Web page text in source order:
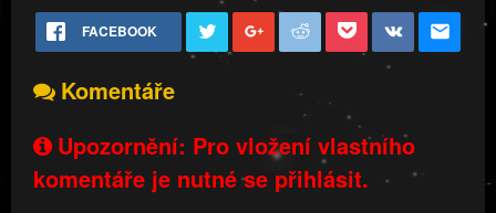
FACEBOOK
Komentáře
Upozornění: Pro vložení vlastního
komentáře je nutné se přihlásit.